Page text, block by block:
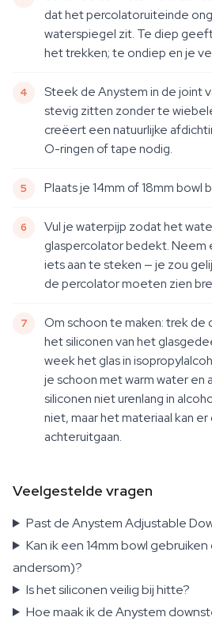
dat het percolatoruiteinde
waterspiegel zit. Te diep
het trekken; te ondiep en je
Steek de Anystem in de joint
stevig zitten zonder te
creëert een natuurlijke
O-ringen of tape nodig.
Plaats je 14mm of 18mm
Vul je waterpijp zodat het
glaspercolator bedekt.
iets aan te steken — je zou
de percolator moeten zien
Om schoon te maken: trek de
het siliconen van het
week het glas in
je schoon met warm water en
siliconen niet urenlang in
niet, maar het materiaal kan
achteruitgaan.
Veelgestelde vragen
Past de Anystem Adjustable
Kan ik een 14mm bowl
andersom)?
Is het siliconen veilig bij hitte?
Hoe maak ik de Anystem